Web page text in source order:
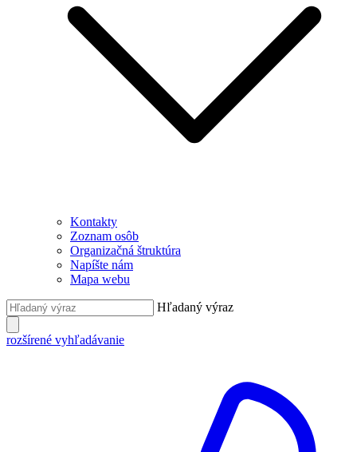
Kontakty
Zoznam osôb
Organizačná štruktúra
Napíšte nám
Mapa webu
Hľadaný výraz
rozšírené vyhľadávanie